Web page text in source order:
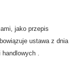
jako przepis
ustawa z dnia
handlowych .